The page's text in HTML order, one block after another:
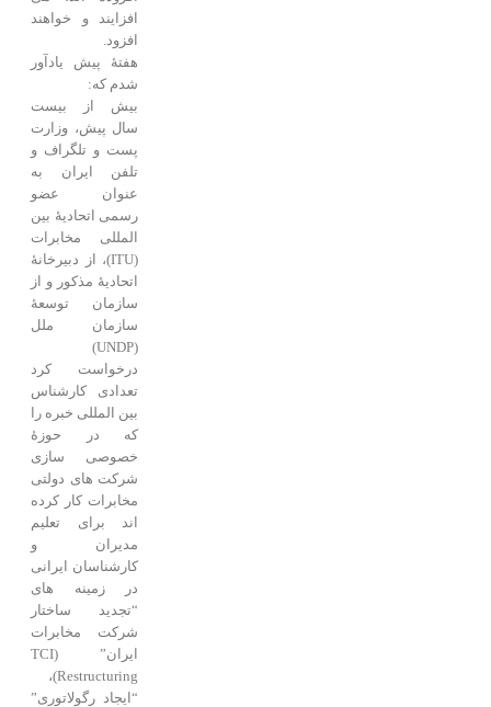
افزایند و خواهند
افزود.
هفتۀ پیش یادآور
شدم که:
بیش از بیست
سال پیش، وزارت
پست و تلگراف و
تلفن ایران به
عنوان عضو
رسمی اتحادیۀ بین
المللی مخابرات
(ITU)، از دبیرخانۀ
اتحادیۀ مذکور و از
سازمان توسعۀ
سازمان ملل
(UNDP)
درخواست کرد
تعدادی کارشناس
بین المللی خبره را
که در حوزۀ
خصوصی سازی
شرکت های دولتی
مخابرات کار کرده
اند برای تعلیم
مدیران و
کارشناسان ایرانی
در زمینه های
“تجدید ساختار
شرکت مخابرات
ایران” (TCI
Restructuring)،
“ایجاد رگولاتوری”